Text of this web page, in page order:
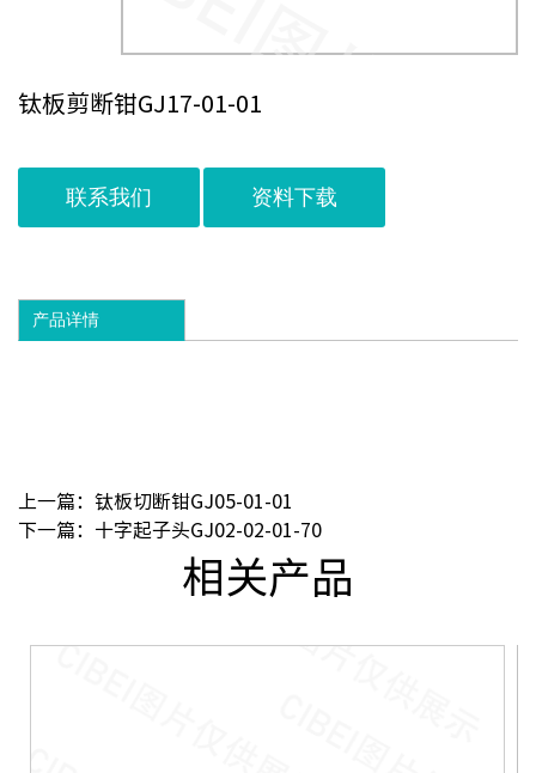
钛板剪断钳GJ17-01-01
联系我们 资料下载
产品详情
上一篇：钛板切断钳GJ05-01-01
下一篇：十字起子头GJ02-02-01-70
相关产品